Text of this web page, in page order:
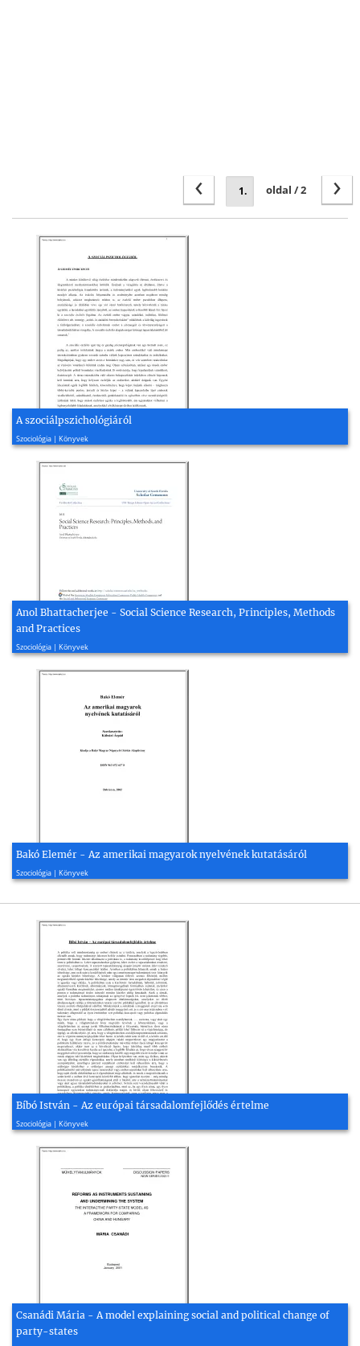
›
oldal / 2
‹
A szociálpszichológiáról
Szociológia | Könyvek
2006, 70 oldal
Anol Bhattacherjee - Social Science Research, Principles, Methods
and Practices
Szociológia | Könyvek
2012, 159 oldal
Bakó Elemér - Az amerikai magyarok nyelvének kutatásáról
Szociológia | Könyvek
2002, 50 oldal
Bíbó István - Az európai társadalomfejlődés értelme
Szociológia | Könyvek
1972, 69 oldal
Csanádi Mária - A model explaining social and political change of
party-states